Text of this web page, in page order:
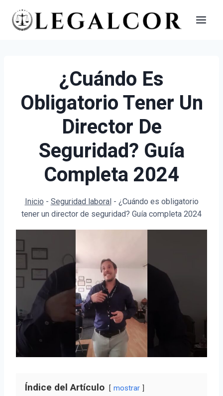
Saltar
¿Cuándo Es
Obligatorio Tener Un
Director De
Seguridad? Guía
Completa 2024
Inicio - Seguridad laboral- ¿Cuándo es obligatorio
tener un director de seguridad? Guía completa 2024
Índice del Artículo mostrar